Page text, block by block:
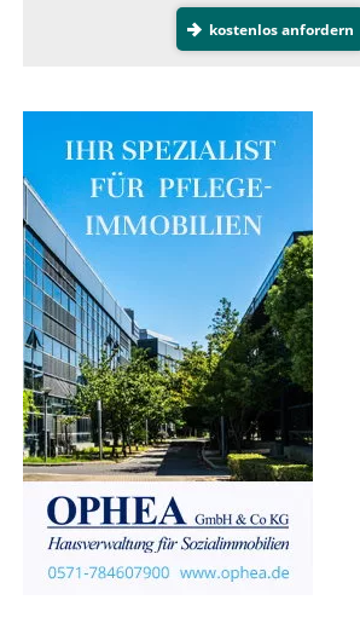
kostenlos anfordern